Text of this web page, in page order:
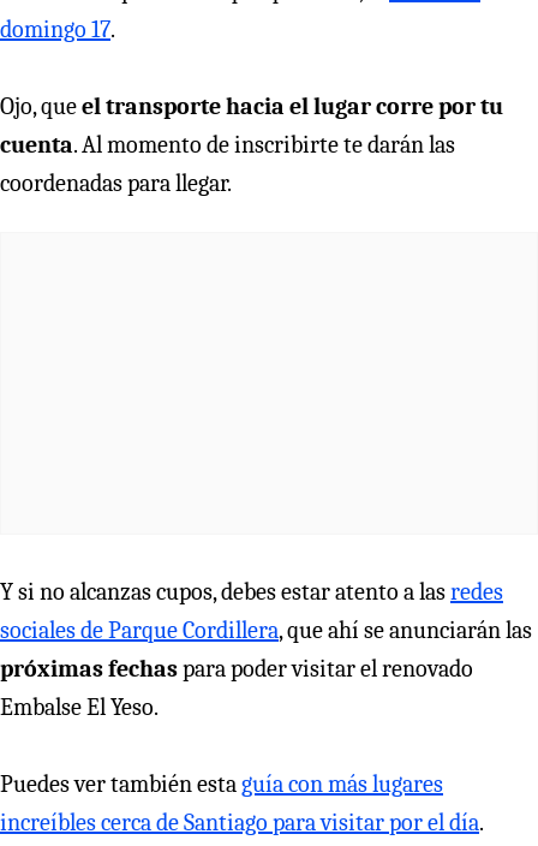
domingo 17.
Ojo, queel transporte hacia el lugar corre por tu
cuenta. Al momento de inscribirte te darán las
coordenadas para llegar.
Y si no alcanzas cupos, debes estar atento a lasredes
sociales de Parque Cordillera, que ahí se anunciarán las
próximas fechaspara poder visitar el renovado
Embalse El Yeso.
Puedes ver también esta guía con más lugares
increíbles cerca de Santiago para visitar por el día.